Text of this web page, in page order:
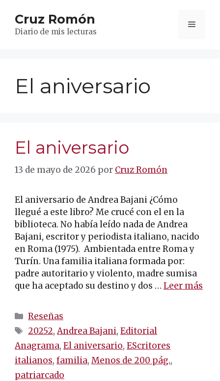
contenido
Cruz Romón
Diario de mis lecturas
Menú
El aniversario
El aniversario
13 de mayo de 2026 por Cruz Romón
El aniversario de Andrea Bajani ¿Cómo
llegué a este libro? Me crucé con el en la
biblioteca. No había leído nada de Andrea
Bajani, escritor y periodista italiano, nacido
en Roma (1975). Ambientada entre Roma y
Turín. Una familia italiana formada por:
padre autoritario y violento, madre sumisa
que ha aceptado su destino y dos … Leer más
Categorías
Reseñas
Etiquetas
20252,Andrea Bajani,Editorial
Anagrama, El aniversario, EScritores
italianos, familia, Menos de 200 pág.,
patriarcado